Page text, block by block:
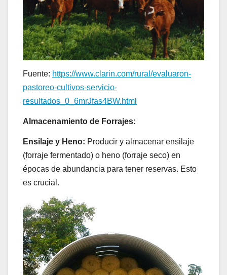
Fuente: https://www.clarin.com/rural/evaluaron-
pastoreo-cultivos-servicio-
resultados_0_6mrJfas4BW.html
Almacenamiento de Forrajes:
Ensilaje y Heno: Producir y almacenar ensilaje
(forraje fermentado) o heno (forraje seco) en
épocas de abundancia para tener reservas. Esto
es crucial.